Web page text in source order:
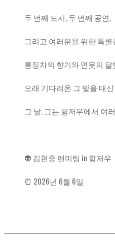
두 번째 도시, 두 번째 공연,
그리고 여러분을 위한 특별
룽징차의 향기와 연못의 달
오래 기다려온 그 빛을 대
그 날, 그는 항저우에서 여
👽 김현중 팬미팅 in 항저우
⏰ 2026년 6월 6일